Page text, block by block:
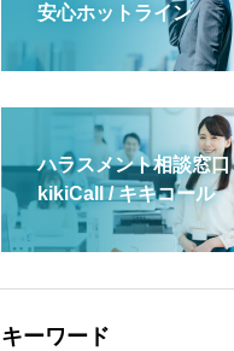
安心ホットライン
ハラスメント相談窓口
kikiCall / キキコール
キーワード